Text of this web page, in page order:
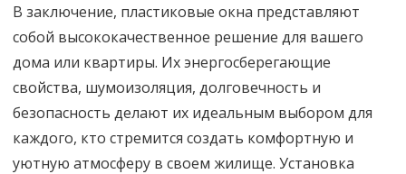
В заключение, пластиковые окна представляют
собой высококачественное решение для вашего
дома или квартиры. Их энергосберегающие
свойства, шумоизоляция, долговечность и
безопасность делают их идеальным выбором для
каждого, кто стремится создать комфортную и
уютную атмосферу в своем жилище. Установка